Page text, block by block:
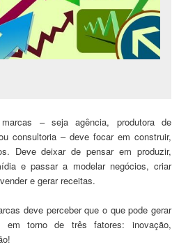
– seja agência, produtora de
consultoria – deve focar em construir,
Deve deixar de pensar em produzir,
e passar a modelar negócios, criar
e gerar receitas.
deve perceber que o que pode gerar
em torno de três fatores: inovação,